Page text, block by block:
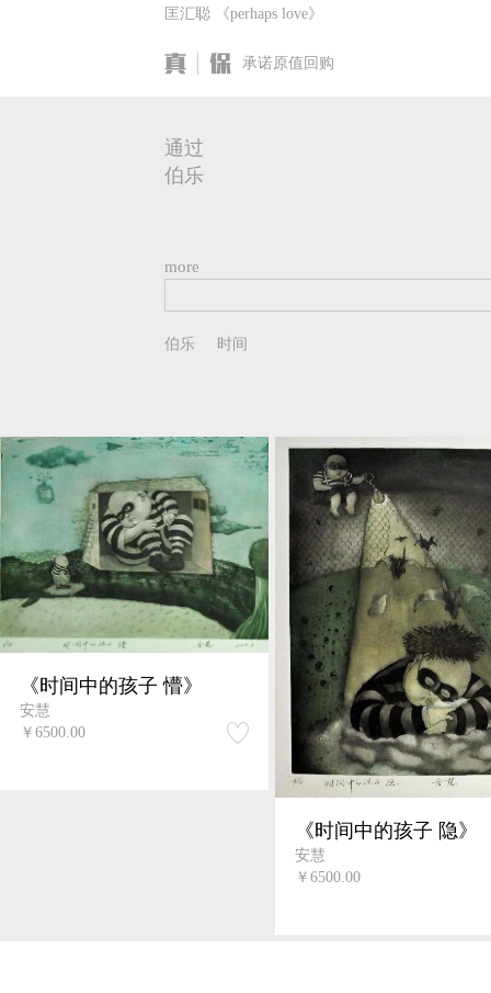
匡汇聪 《perhaps love》
承诺原值回购
通过
伯乐
more
《时间中的孩子 懵》
安慧
￥6500.00
《时间中的孩子 隐》
安慧
￥6500.00